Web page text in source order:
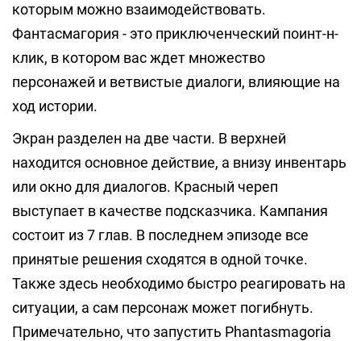
которым можно взаимодействовать.
Фантасмагория - это приключенческий поинт-н-
клик, в котором вас ждет множество
персонажей и ветвистые диалоги, влияющие на
ход истории.
Экран разделен на две части. В верхней
находится основное действие, а внизу инвентарь
или окно для диалогов. Красный череп
выступает в качестве подсказчика. Кампания
состоит из 7 глав. В последнем эпизоде все
принятые решения сходятся в одной точке.
Также здесь необходимо быстро реагировать на
ситуации, а сам персонаж может погибнуть.
Примечательно, что запустить Phantasmagoria